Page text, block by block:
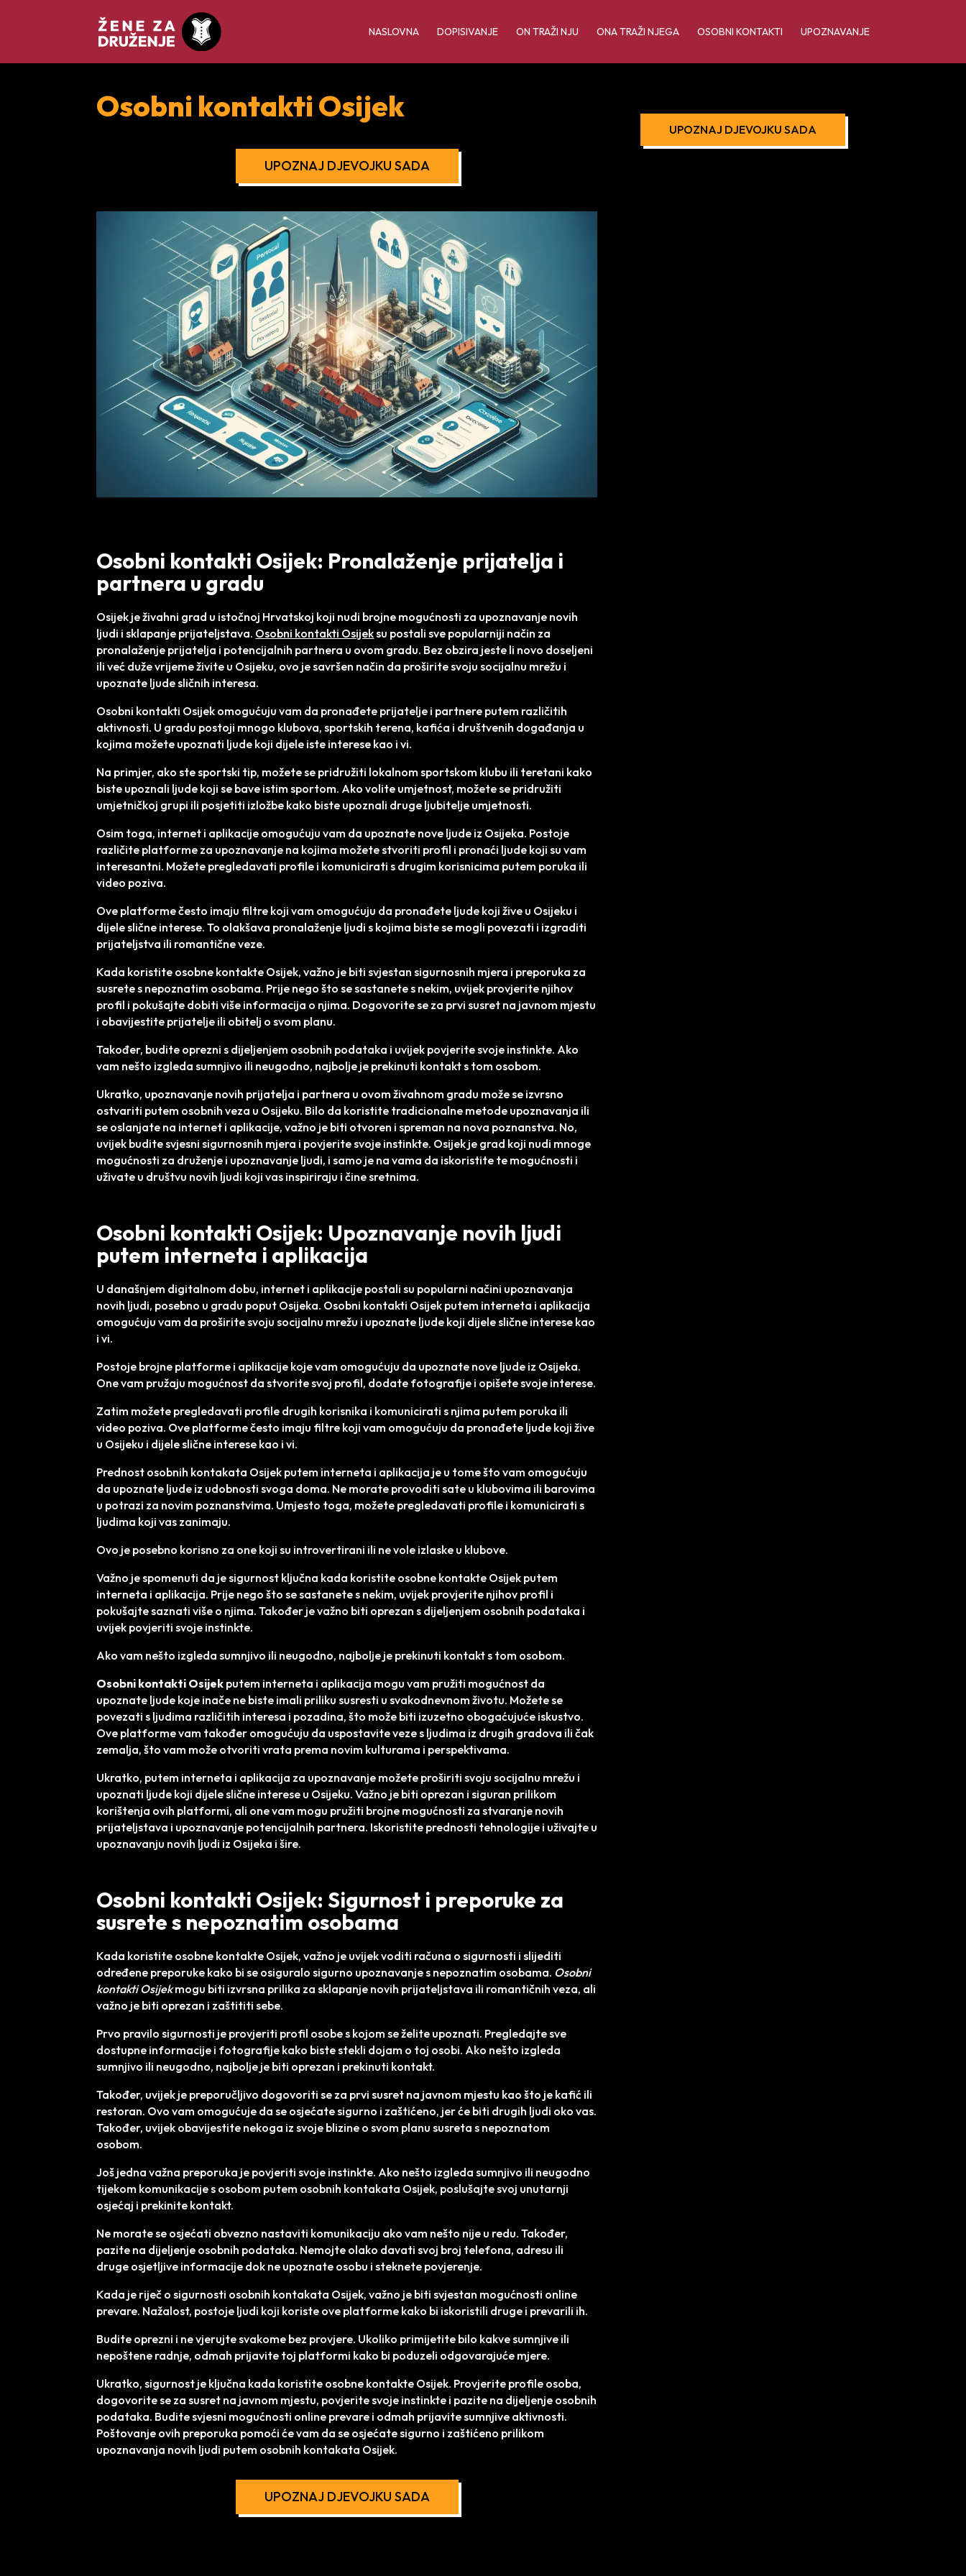
NASLOVNA DOPISIVANJE ON TRAŽI NJU ONA TRAŽI NJEGA OSOBNI KONTAKTI UPOZNAVANJE
Osobni kontakti Osijek
UPOZNAJ DJEVOJKU SADA
Osobni kontakti Osijek: Pronalaženje prijatelja i
partnera u gradu
Osijek je živahni grad u istočnoj Hrvatskoj koji nudi brojne mogućnosti za upoznavanje novih
ljudi i sklapanje prijateljstava. Osobni kontakti Osijeksu postali sve popularniji način za
pronalaženje prijatelja i potencijalnih partnera u ovom gradu. Bez obzira jeste li novo doseljeni
ili već duže vrijeme živite u Osijeku, ovo je savršen način da proširite svoju socijalnu mrežu i
upoznate ljude sličnih interesa.
Osobni kontakti Osijek omogućuju vam da pronađete prijatelje i partnere putem različitih
aktivnosti. U gradu postoji mnogo klubova, sportskih terena, kafića i društvenih događanja u
kojima možete upoznati ljude koji dijele iste interese kao i vi.
Na primjer, ako ste sportski tip, možete se pridružiti lokalnom sportskom klubu ili teretani kako
biste upoznali ljude koji se bave istim sportom. Ako volite umjetnost, možete se pridružiti
umjetničkoj grupi ili posjetiti izložbe kako biste upoznali druge ljubitelje umjetnosti.
Osim toga, internet i aplikacije omogućuju vam da upoznate nove ljude iz Osijeka. Postoje
različite platforme za upoznavanje na kojima možete stvoriti profil i pronaći ljude koji su vam
interesantni. Možete pregledavati profile i komunicirati s drugim korisnicima putem poruka ili
video poziva.
Ove platforme često imaju filtre koji vam omogućuju da pronađete ljude koji žive u Osijeku i
dijele slične interese. To olakšava pronalaženje ljudi s kojima biste se mogli povezati i izgraditi
prijateljstva ili romantične veze.
Kada koristite osobne kontakte Osijek, važno je biti svjestan sigurnosnih mjera i preporuka za
susrete s nepoznatim osobama. Prije nego što se sastanete s nekim, uvijek provjerite njihov
profil i pokušajte dobiti više informacija o njima. Dogovorite se za prvi susret na javnom mjestu
i obavijestite prijatelje ili obitelj o svom planu.
Također, budite oprezni s dijeljenjem osobnih podataka i uvijek povjerite svoje instinkte. Ako
vam nešto izgleda sumnjivo ili neugodno, najbolje je prekinuti kontakt s tom osobom.
Ukratko, upoznavanje novih prijatelja i partnera u ovom živahnom gradu može se izvrsno
ostvariti putem osobnih veza u Osijeku. Bilo da koristite tradicionalne metode upoznavanja ili
se oslanjate na internet i aplikacije, važno je biti otvoren i spreman na nova poznanstva. No,
uvijek budite svjesni sigurnosnih mjera i povjerite svoje instinkte. Osijek je grad koji nudi mnoge
mogućnosti za druženje i upoznavanje ljudi, i samo je na vama da iskoristite te mogućnosti i
uživate u društvu novih ljudi koji vas inspiriraju i čine sretnima.
Osobni kontakti Osijek: Upoznavanje novih ljudi
putem interneta i aplikacija
U današnjem digitalnom dobu, internet i aplikacije postali su popularni načini upoznavanja
novih ljudi, posebno u gradu poput Osijeka. Osobni kontakti Osijek putem interneta i aplikacija
omogućuju vam da proširite svoju socijalnu mrežu i upoznate ljude koji dijele slične interese kao
i vi.
Postoje brojne platforme i aplikacije koje vam omogućuju da upoznate nove ljude iz Osijeka.
One vam pružaju mogućnost da stvorite svoj profil, dodate fotografije i opišete svoje interese.
Zatim možete pregledavati profile drugih korisnika i komunicirati s njima putem poruka ili
video poziva. Ove platforme često imaju filtre koji vam omogućuju da pronađete ljude koji žive
u Osijeku i dijele slične interese kao i vi.
Prednost osobnih kontakata Osijek putem interneta i aplikacija je u tome što vam omogućuju
da upoznate ljude iz udobnosti svoga doma. Ne morate provoditi sate u klubovima ili barovima
u potrazi za novim poznanstvima. Umjesto toga, možete pregledavati profile i komunicirati s
ljudima koji vas zanimaju.
Ovo je posebno korisno za one koji su introvertirani ili ne vole izlaske u klubove.
Važno je spomenuti da je sigurnost ključna kada koristite osobne kontakte Osijek putem
interneta i aplikacija. Prije nego što se sastanete s nekim, uvijek provjerite njihov profil i
pokušajte saznati više o njima. Također je važno biti oprezan s dijeljenjem osobnih podataka i
uvijek povjeriti svoje instinkte.
Ako vam nešto izgleda sumnjivo ili neugodno, najbolje je prekinuti kontakt s tom osobom.
Osobni kontakti Osijek putem interneta i aplikacija mogu vam pružiti mogućnost da
upoznate ljude koje inače ne biste imali priliku susresti u svakodnevnom životu. Možete se
povezati s ljudima različitih interesa i pozadina, što može biti izuzetno obogaćujuće iskustvo.
Ove platforme vam također omogućuju da uspostavite veze s ljudima iz drugih gradova ili čak
zemalja, što vam može otvoriti vrata prema novim kulturama i perspektivama.
Ukratko, putem interneta i aplikacija za upoznavanje možete proširiti svoju socijalnu mrežu i
upoznati ljude koji dijele slične interese u Osijeku. Važno je biti oprezan i siguran prilikom
korištenja ovih platformi, ali one vam mogu pružiti brojne mogućnosti za stvaranje novih
prijateljstava i upoznavanje potencijalnih partnera. Iskoristite prednosti tehnologije i uživajte u
upoznavanju novih ljudi iz Osijeka i šire.
Osobni kontakti Osijek: Sigurnost i preporuke za
susrete s nepoznatim osobama
Kada koristite osobne kontakte Osijek, važno je uvijek voditi računa o sigurnosti i slijediti
određene preporuke kako bi se osiguralo sigurno upoznavanje s nepoznatim osobama. Osobni
kontakti Osijekmogu biti izvrsna prilika za sklapanje novih prijateljstava ili romantičnih veza, ali
važno je biti oprezan i zaštititi sebe.
Prvo pravilo sigurnosti je provjeriti profil osobe s kojom se želite upoznati. Pregledajte sve
dostupne informacije i fotografije kako biste stekli dojam o toj osobi. Ako nešto izgleda
sumnjivo ili neugodno, najbolje je biti oprezan i prekinuti kontakt.
Također, uvijek je preporučljivo dogovoriti se za prvi susret na javnom mjestu kao što je kafić ili
restoran. Ovo vam omogućuje da se osjećate sigurno i zaštićeno, jer će biti drugih ljudi oko vas.
Također, uvijek obavijestite nekoga iz svoje blizine o svom planu susreta s nepoznatom
osobom.
Još jedna važna preporuka je povjeriti svoje instinkte. Ako nešto izgleda sumnjivo ili neugodno
tijekom komunikacije s osobom putem osobnih kontakata Osijek, poslušajte svoj unutarnji
osjećaj i prekinite kontakt.
Ne morate se osjećati obvezno nastaviti komunikaciju ako vam nešto nije u redu. Također,
pazite na dijeljenje osobnih podataka. Nemojte olako davati svoj broj telefona, adresu ili
druge osjetljive informacije dok ne upoznate osobu i steknete povjerenje.
Kada je riječ o sigurnosti osobnih kontakata Osijek, važno je biti svjestan mogućnosti online
prevare. Nažalost, postoje ljudi koji koriste ove platforme kako bi iskoristili druge i prevarili ih.
Budite oprezni i ne vjerujte svakome bez provjere. Ukoliko primijetite bilo kakve sumnjive ili
nepoštene radnje, odmah prijavite toj platformi kako bi poduzeli odgovarajuće mjere.
Ukratko, sigurnost je ključna kada koristite osobne kontakte Osijek. Provjerite profile osoba,
dogovorite se za susret na javnom mjestu, povjerite svoje instinkte i pazite na dijeljenje osobnih
podataka. Budite svjesni mogućnosti online prevare i odmah prijavite sumnjive aktivnosti.
Poštovanje ovih preporuka pomoći će vam da se osjećate sigurno i zaštićeno prilikom
upoznavanja novih ljudi putem osobnih kontakata Osijek.
UPOZNAJ DJEVOJKU SADA
UPOZNAJ DJEVOJKU SADA